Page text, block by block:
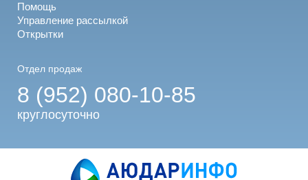
Помощь
Управление рассылкой
Открытки
Отдел продаж
8 (952) 080-10-85
круглосуточно